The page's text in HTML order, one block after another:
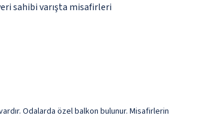
sahibi varışta misafirleri
Odalarda özel balkon bulunur. Misafirlerin